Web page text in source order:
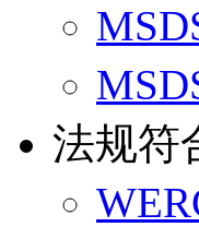
法规符